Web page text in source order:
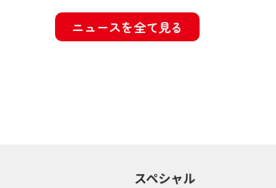
ニュースを全て見る
スペシャル